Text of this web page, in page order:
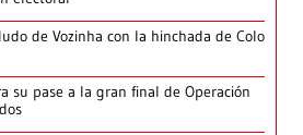
de Vozinha con la hinchada de Colo
su pase a la gran final de Operación